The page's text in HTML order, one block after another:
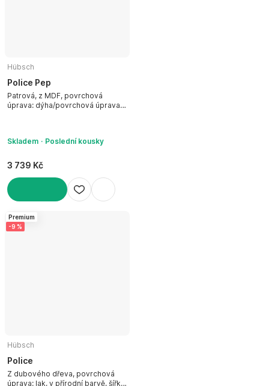
Hübsch
Police Pep
Patrová, z MDF, povrchová
úprava: dýha/povrchová úprava:
Skladem
Poslední kousky
3 739 Kč
Premium
-9 %
Hübsch
Police
Z dubového dřeva, povrchová
úprava: lak, v přírodní barvě, šířka